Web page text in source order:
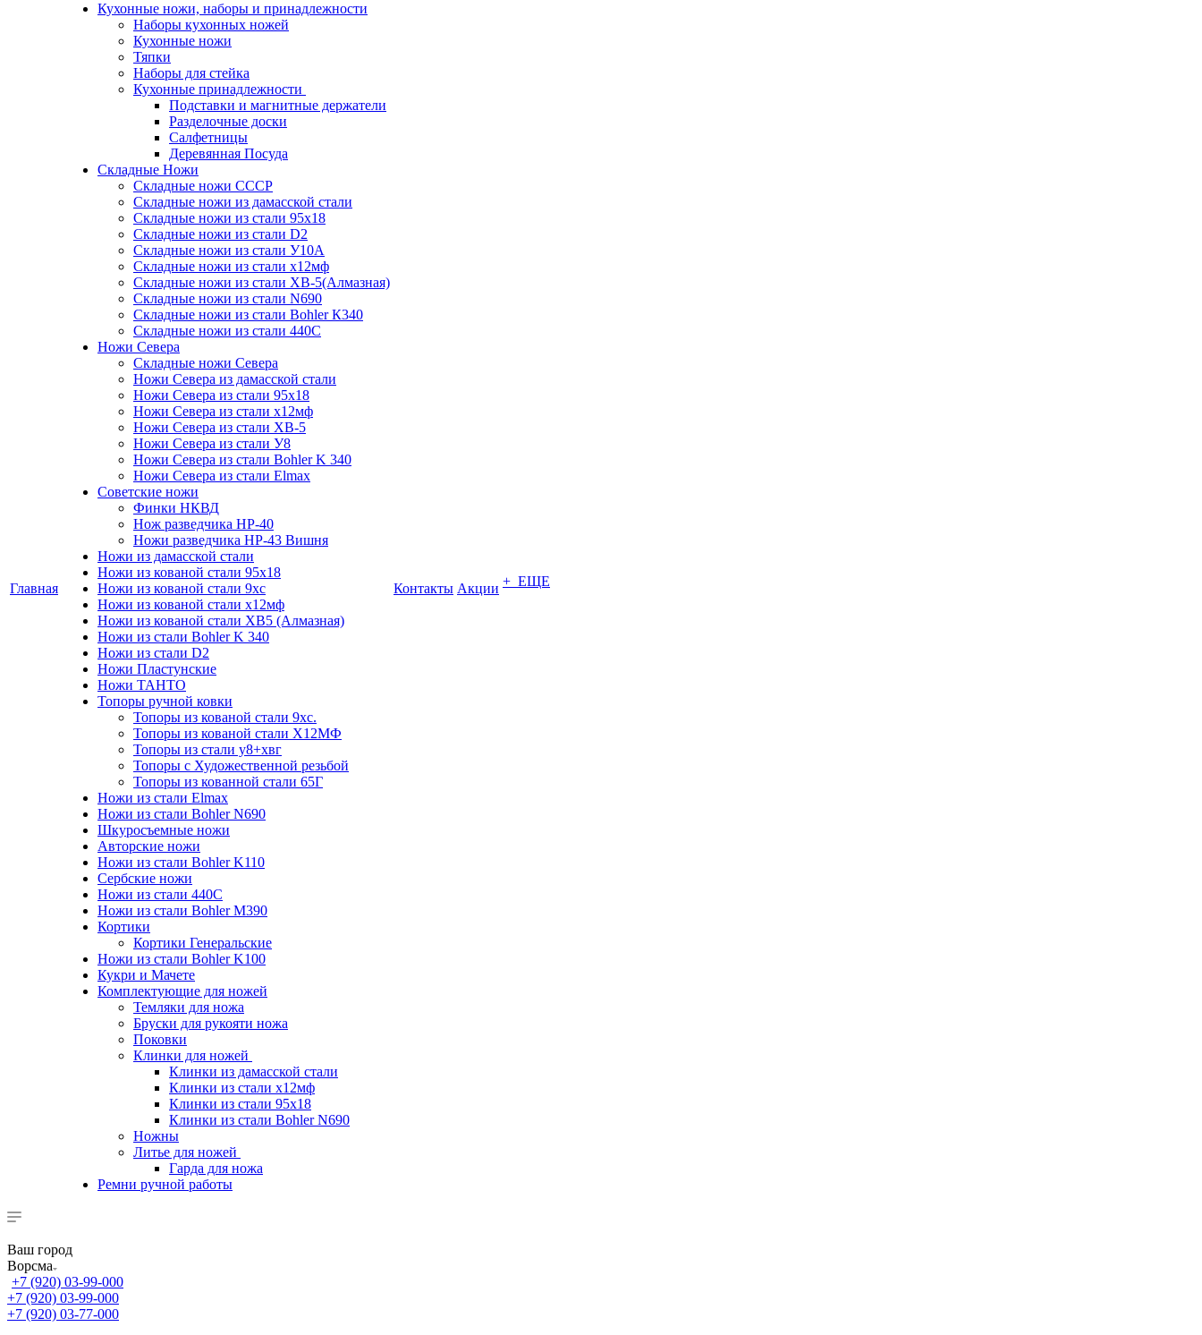
Главная
Кухонные ножи, наборы и принадлежности
Наборы кухонных ножей
Кухонные ножи
Тяпки
Наборы для стейка
Кухонные принадлежности
Подставки и магнитные держатели
Разделочные доски
Салфетницы
Деревянная Посуда
Складные Ножи
Cкладные ножи СССР
Складные ножи из дамасской стали
Складные ножи из стали 95х18
Складные ножи из стали D2
Складные ножи из стали У10А
Складные ножи из стали х12мф
Складные ножи из стали ХВ-5(Алмазная)
Складные ножи из стали N690
Складные ножи из стали Bohler К340
Складные ножи из стали 440С
Ножи Севера
Складные ножи Севера
Ножи Севера из дамасской стали
Ножи Севера из стали 95х18
Ножи Севера из стали х12мф
Ножи Севера из стали ХВ-5
Ножи Севера из стали У8
Ножи Севера из стали Bohler K 340
Ножи Севера из стали Elmax
Советские ножи
Финки НКВД
Нож разведчика НР-40
Ножи разведчика НР-43 Вишня
Ножи из дамасской стали
Ножи из кованой стали 95х18
Ножи из кованой стали 9хс
Ножи из кованой стали х12мф
Ножи из кованой стали ХВ5 (Алмазная)
Ножи из стали Bohler K 340
Ножи из стали D2
Ножи Пластунские
Ножи ТАНТО
Топоры ручной ковки
Топоры из кованой стали 9хс.
Топоры из кованой стали Х12МФ
Топоры из стали у8+хвг
Топоры с Художественной резьбой
Топоры из кованной стали 65Г
Ножи из стали Elmax
Ножи из стали Bohler N690
Шкуросъемные ножи
Авторские ножи
Ножи из стали Bohler K110
Сербские ножи
Ножи из стали 440С
Ножи из стали Bohler M390
Кортики
Кортики Генеральские
Ножи из стали Bohler K100
Кукри и Мачете
Комплектующие для ножей
Темляки для ножа
Бруски для рукояти ножа
Поковки
Клинки для ножей
Клинки из дамасской стали
Клинки из стали х12мф
Клинки из стали 95х18
Клинки из стали Bohler N690
Ножны
Литье для ножей
Гарда для ножа
Ремни ручной работы
Контакты Акции + ЕЩЕ
Ваш город
Ворсма
+7 (920) 03-99-000
+7 (920) 03-99-000
+7 (920) 03-77-000